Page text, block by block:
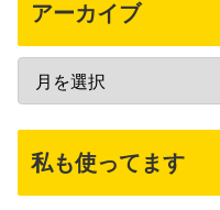
アーカイブ
私も使ってます